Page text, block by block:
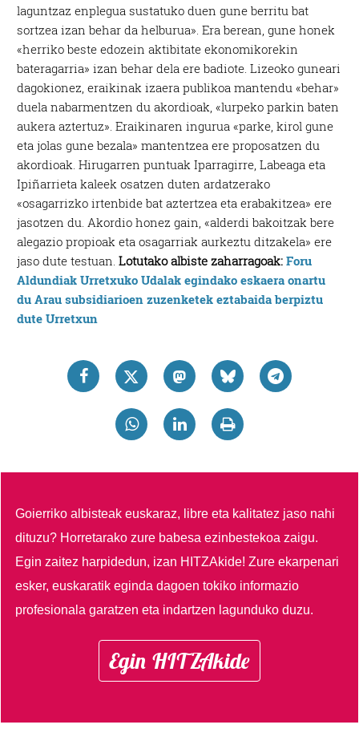
laguntzaz enplegua sustatuko duen gune berritu bat
sortzea izan behar da helburua». Era berean, gune honek
«herriko beste edozein aktibitate ekonomikorekin
bateragarria» izan behar dela ere badiote. Lizeoko guneari
dagokionez, eraikinak izaera publikoa mantendu «behar»
duela nabarmentzen du akordioak, «lurpeko parkin baten
aukera aztertuz». Eraikinaren ingurua «parke, kirol gune
eta jolas gune bezala» mantentzea ere proposatzen du
akordioak. Hirugarren puntuak Iparragirre, Labeaga eta
Ipiñarrieta kaleek osatzen duten ardatzerako
«osagarrizko irtenbide bat aztertzea eta erabakitzea» ere
jasotzen du. Akordio honez gain, «alderdi bakoitzak bere
alegazio propioak eta osagarriak aurkeztu ditzakela» ere
jaso dute testuan.Lotutako albiste zaharragoak: Foru
Aldundiak Urretxuko Udalak egindako eskaera onartu
du Arau subsidiarioen zuzenketek eztabaida berpiztu
dute Urretxun
Goierriko albisteak euskaraz, libre eta kalitatez jaso nahi
dituzu? Horretarako zure babesa ezinbestekoa zaigu.
Egin zaitez harpidedun, izan HITZAkide!Zure ekarpenari
esker, euskaratik eginda dagoen tokiko informazio
profesionala garatzen eta indartzen lagunduko duzu.
Egin HITZAkide